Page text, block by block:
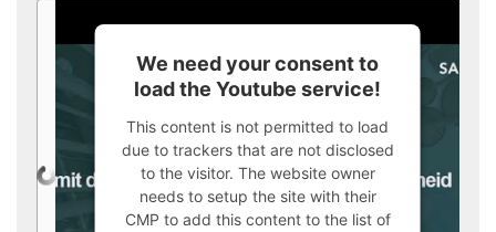
We need your consent to
load the Youtube service!
This content is not permitted to load
due to trackers that are not disclosed
to the visitor. The website owner
needs to setup the site with their
CMP to add this content to the list of